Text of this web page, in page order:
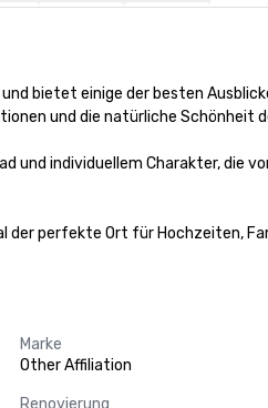
und bietet einige der besten
und die natürliche Schönheit
und individuellem Charakter, die
perfekte Ort für Hochzeiten,
Marke
Other Affiliation
Renovierung